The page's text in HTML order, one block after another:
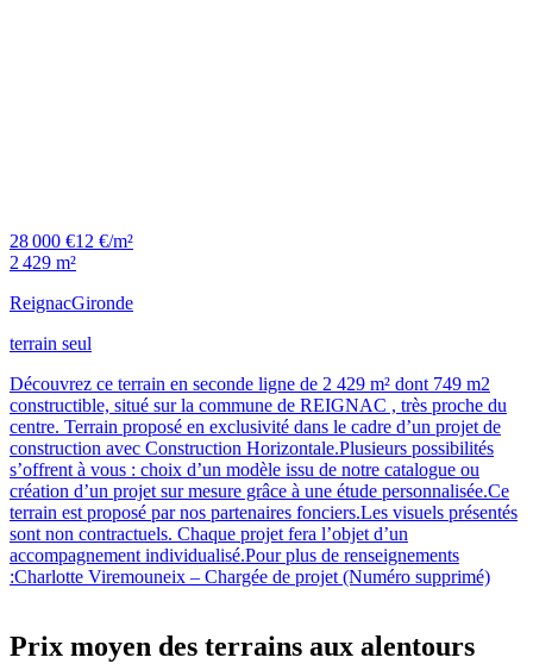
28 000 €12 €/m²
2 429 m²
ReignacGironde
terrain seul
Découvrez ce terrain en seconde ligne de 2 429 m² dont 749 m2
constructible, situé sur la commune de REIGNAC , très proche du
centre. Terrain proposé en exclusivité dans le cadre d’un projet de
construction avec Construction Horizontale.Plusieurs possibilités
s’offrent à vous : choix d’un modèle issu de notre catalogue ou
création d’un projet sur mesure grâce à une étude personnalisée.Ce
terrain est proposé par nos partenaires fonciers.Les visuels présentés
sont non contractuels. Chaque projet fera l’objet d’un
accompagnement individualisé.Pour plus de renseignements
:Charlotte Viremouneix – Chargée de projet (Numéro supprimé)
Prix moyen des terrains aux alentours